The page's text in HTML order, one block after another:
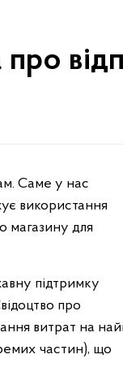
використання
магазину для
підтримку
про
витрат на
частин), що